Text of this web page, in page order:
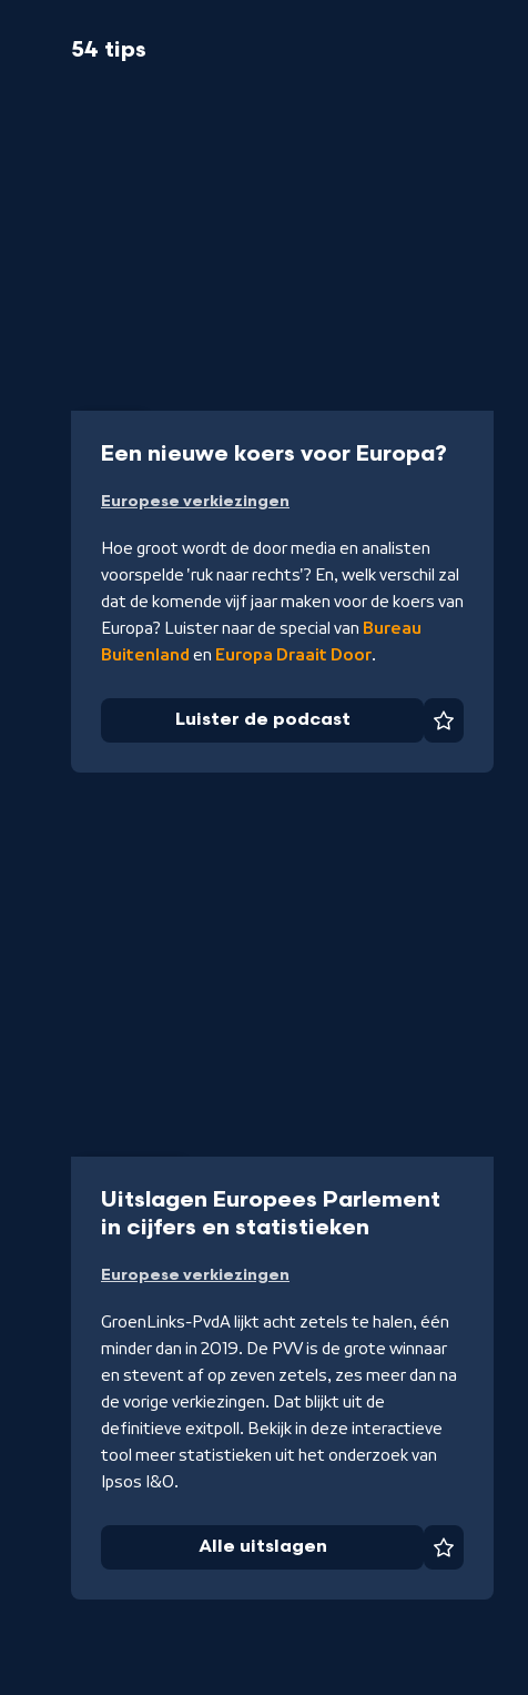
54 tips
Een nieuwe koers voor Europa?
Europese verkiezingen
Hoe groot wordt de door media en analisten
voorspelde 'ruk naar rechts'? En, welk verschil zal
dat de komende vijf jaar maken voor de koers van
Europa? Luister naar de special van Bureau
Buitenland en Europa Draait Door.
Luister de podcast Favoriet
Uitslagen Europees Parlement
in cijfers en statistieken
Europese verkiezingen
GroenLinks-PvdA lijkt acht zetels te halen, één
minder dan in 2019. De PVV is de grote winnaar
en stevent af op zeven zetels, zes meer dan na
de vorige verkiezingen. Dat blijkt uit de
definitieve exitpoll. Bekijk in deze interactieve
tool meer statistieken uit het onderzoek van
Ipsos I&O.
Alle uitslagen Favoriet